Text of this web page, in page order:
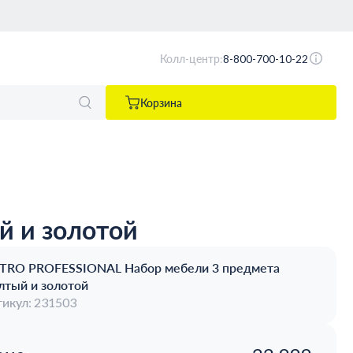
Колл-центр:8-800-700-10-22
Корзина
и золотой
PROFESSIONAL Набор мебели 3 предмета
и золотой
231503